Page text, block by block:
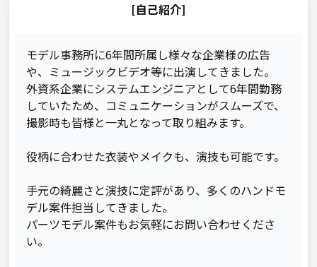
[自己紹介]
モデル事務所に6年間所属し様々な企業様の広告
や、ミュージックビデオ等に出演してきました。
外資系企業にシステムエンジニアとして6年間勤務
していたため、コミュニケーションがスムーズで、
撮影時も皆様と一丸となって取り組みます。
役柄に合わせた衣装やメイクも、演技も可能です。
手元の綺麗さと演技に定評があり、多くのハンドモ
デル案件担当してきました。
パーツモデル案件もお気軽にお問い合わせくださ
い。